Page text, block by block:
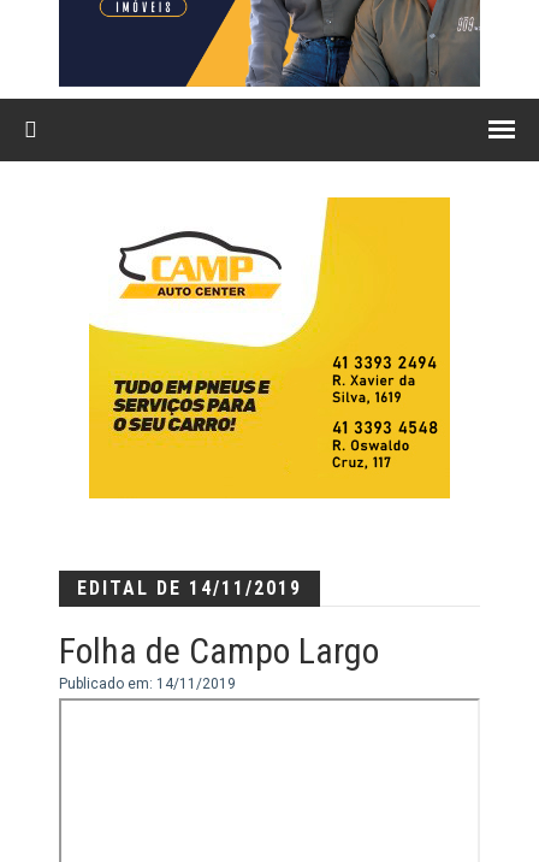
EDITAL DE 14/11/2019
Folha de Campo Largo
Publicado em: 14/11/2019